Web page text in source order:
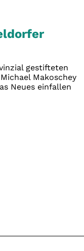
gestifteten
Makoschey
Neues einfallen